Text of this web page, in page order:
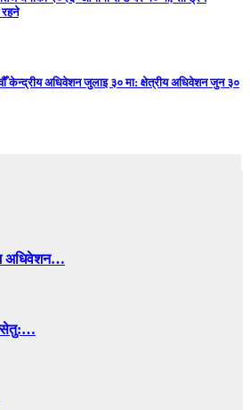
केन्द्रीय अधिवेशन जुलाइ ३० मा: क्षेत्रीय अधिवेशन जुन ३०
अधिवेशन…
सेतु:…